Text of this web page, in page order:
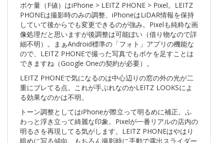
ボケ量（F値）はiPhone > LEITZ PHONE > Pixel。LEITZ
PHONEは撮影時のみの調整、iPhoneはLiDAR情報を保持
していて後からでも変更できるのが強み。Pixelも純粋な画
像処理だと思いますが後調整は可能ぽい（借り物なので詳
細不明）。まぁAndroid標準の「フォト」アプリの機能な
ので、LEITZ PHONEで撮った写真でもボケを足すことは
できますね（Google Oneの契約が必要）。
LEITZ PHONEで気になるのは中心辺りの窓の外の光が二
重にブレてる点。これが手ぶれなのかLEITZ LOOKSによ
る効果なのかは不明。
トーン調整としてはiPhoneが際立って明るめに補正。ふ
わっと浮き立って綺麗な印象。Pixelが一番リアルの店内の
明るさを再現してる気がします。LEITZ PHONEはやはり
暗めに写る傾向。もちろん撮影時に手動で露出スライダー